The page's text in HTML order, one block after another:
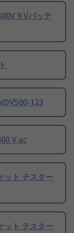
9 Vバッテ
123
V ac
ット テスター
ット テスター